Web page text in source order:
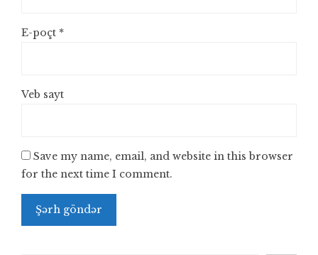
E-poçt *
Veb sayt
Save my name, email, and website in this browser
for the next time I comment.